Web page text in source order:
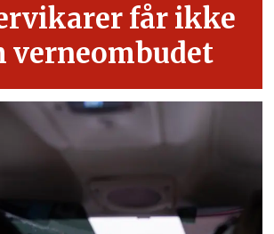
får ikke
verneombudet